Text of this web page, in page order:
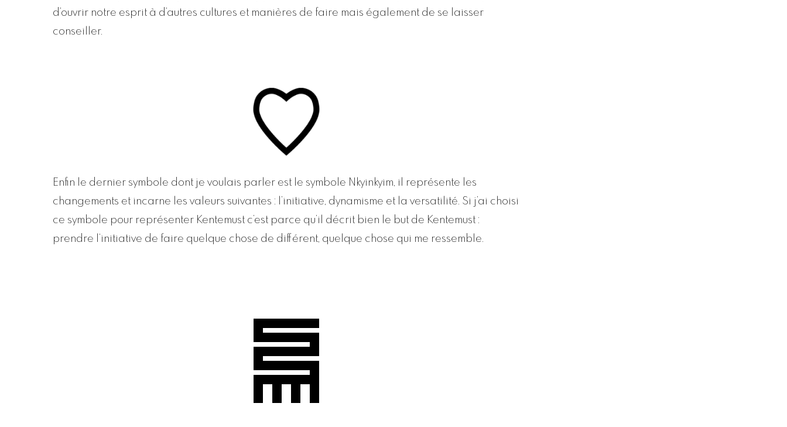
d’ouvrir notre esprit à d’autres cultures et manières de faire mais également de se laisser
conseiller.
Enfin le dernier symbole dont je voulais parler est le symbole Nkyinkyim, il représente les
changements et incarne les valeurs suivantes : l’initiative, dynamisme et la versatilité. Si j’ai choisi
ce symbole pour représenter Kentemust c’est parce qu’il décrit bien le but de Kentemust :
prendre l’initiative de faire quelque chose de différent, quelque chose qui me ressemble.